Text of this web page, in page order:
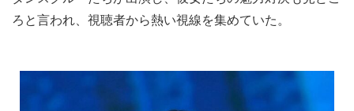
ろと言われ、視聴者から熱い視線を集めていた。